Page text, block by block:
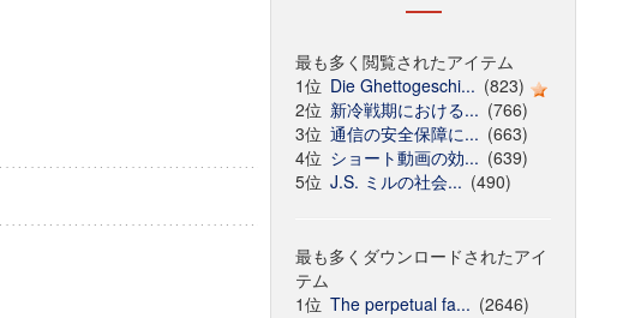
最も多く閲覧されたアイテム
1位 Die Ghettogeschi... (823)
2位 新冷戦期における... (766)
3位 通信の安全保障に... (663)
4位 ショート動画の効... (639)
5位 J.S. ミルの社会... (490)
最も多くダウンロードされたアイ
テム
1位 The perpetual fa... (2646)